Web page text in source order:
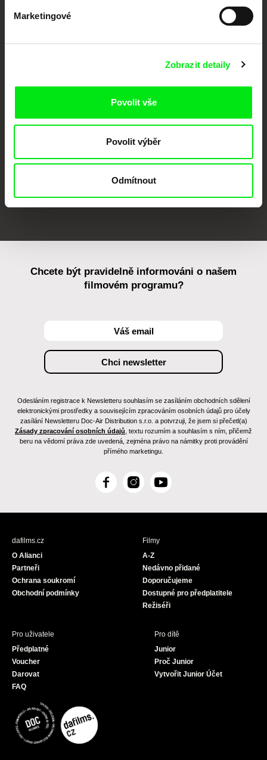
Marketingové
Zobrazit detaily
Povolit vše
Povolit výběr
Odmítnout
FIDMarseille MFDF Ji.hlava Visions du Réel
Chcete být pravidelně informováni o našem
filmovém programu?
Odesláním registrace k Newsletteru souhlasím se zasíláním obchodních sdělení
elektronickými prostředky a souvisejícím zpracováním osobních údajů pro účely
zasílání Newsletteru Doc-Air Distribution s.r.o. a potvrzuji, že jsem si přečetl(a)
Zásady zpracování osobních údajů , textu rozumím a souhlasím s ním, přičemž
beru na vědomí práva zde uvedená, zejména právo na námitky proti provádění
přímého marketingu.
F
c
I
s
Y
u
dafilms.cz
O Alianci
Partneři
Ochrana soukromí
Obchodní podmínky
Filmy
A-Z
Nedávno přidané
Doporučujeme
Dostupné pro předplatitele
Režiséři
Pro uživatele
Předplatné
Voucher
Darovat
FAQ
Pro dítě
Junior
Proč Junior
Vytvořit Junior Účet